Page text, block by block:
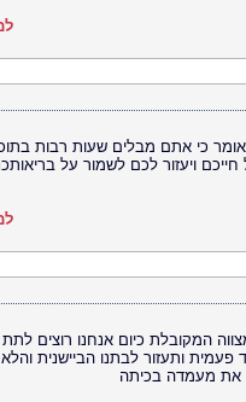
כי אתם מבלים שעות רבות
ויעזור לכם לשמור על
בת המצווה המקובלת כיום אנחנו רוצים
ותעזור לבתנו הביישנית
את מעמדה בכיתה